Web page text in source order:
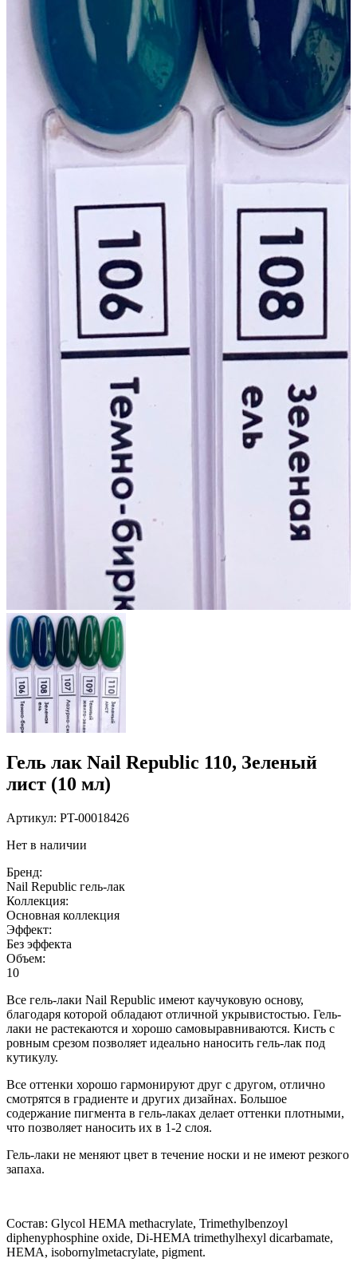
Гель лак Nail Republic 110, Зеленый
лист (10 мл)
Артикул: PT-00018426
Нет в наличии
Бренд:
Nail Republic гель-лак
Коллекция:
Основная коллекция
Эффект:
Без эффекта
Объем:
10
Все гель-лаки Nail Republic имеют каучуковую основу,
благодаря которой обладают отличной укрывистостью. Гель-
лаки не растекаются и хорошо самовыравниваются. Кисть с
ровным срезом позволяет идеально наносить гель-лак под
кутикулу.
Все оттенки хорошо гармонируют друг с другом, отлично
смотрятся в градиенте и других дизайнах. Большое
содержание пигмента в гель-лаках делает оттенки плотными,
что позволяет наносить их в 1-2 слоя.
Гель-лаки не меняют цвет в течение носки и не имеют резкого
запаха.
Состав: Glycol HEMA methacrylate, Trimethylbenzoyl
diphenyphosphine oxide, Di-HEMA trimethylhexyl dicarbamate,
HEMA, isobornylmetacrylate, pigment.